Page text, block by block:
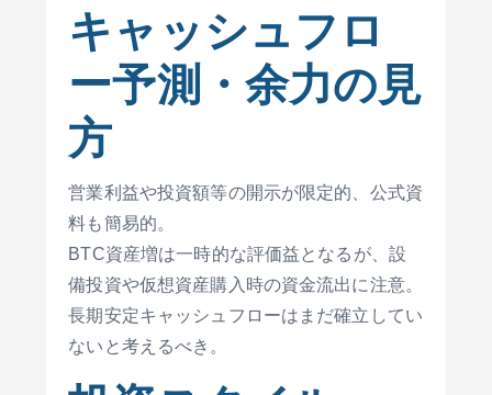
キャッシュフロ
ー予測・余力の見
方
営業利益や投資額等の開示が限定的、公式資
料も簡易的。
BTC資産増は一時的な評価益となるが、設
備投資や仮想資産購入時の資金流出に注意。
長期安定キャッシュフローはまだ確立してい
ないと考えるべき。